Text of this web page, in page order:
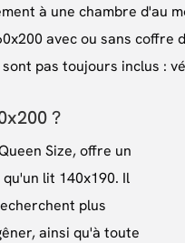
à une chambre d'au
avec ou sans
pas toujours inclus :
?
Size, offre un
lit 140x190. Il
plus
ainsi qu'à toute